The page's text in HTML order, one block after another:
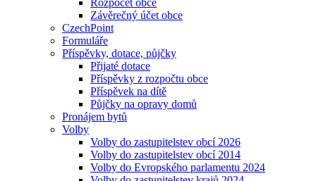
Rozpočet obce
Závěrečný účet obce
CzechPoint
Formuláře
Příspěvky, dotace, půjčky
Přijaté dotace
Příspěvky z rozpočtu obce
Příspěvek na dítě
Půjčky na opravy domů
Pronájem bytů
Volby
Volby do zastupitelstev obcí 2026
Volby do zastupitelstev obcí 2014
Volby do Evropského parlamentu 2024